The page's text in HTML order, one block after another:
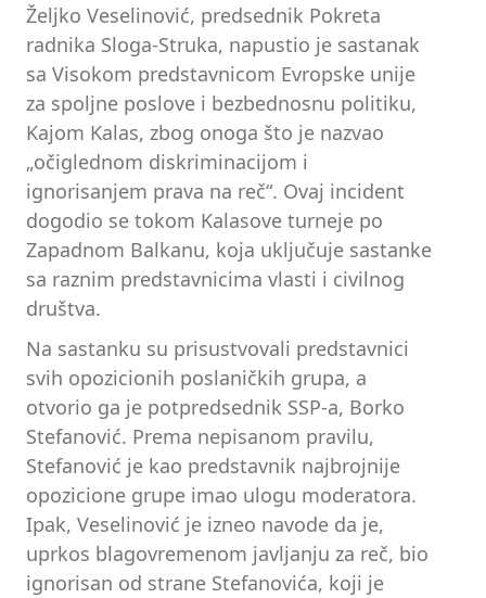
Željko Veselinović, predsednik Pokreta
radnika Sloga-Struka, napustio je sastanak
sa Visokom predstavnicom Evropske unije
za spoljne poslove i bezbednosnu politiku,
Kajom Kalas, zbog onoga što je nazvao
„očiglednom diskriminacijom i
ignorisanjem prava na reč“. Ovaj incident
dogodio se tokom Kalasove turneje po
Zapadnom Balkanu, koja uključuje sastanke
sa raznim predstavnicima vlasti i civilnog
društva.
Na sastanku su prisustvovali predstavnici
svih opozicionih poslaničkih grupa, a
otvorio ga je potpredsednik SSP-a, Borko
Stefanović. Prema nepisanom pravilu,
Stefanović je kao predstavnik najbrojnije
opozicione grupe imao ulogu moderatora.
Ipak, Veselinović je izneo navode da je,
uprkos blagovremenom javljanju za reč, bio
ignorisan od strane Stefanovića, koji je